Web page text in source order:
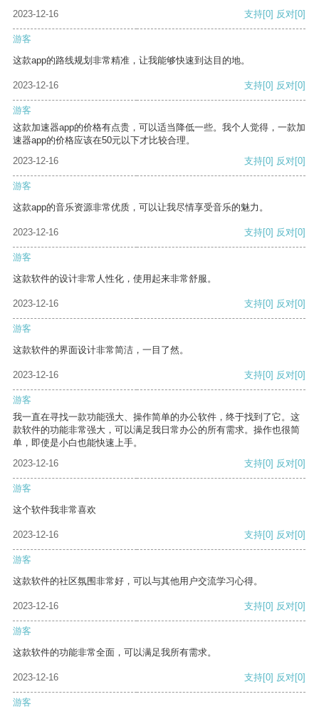
2023-12-16 支持[0] 反对[0]
游客
这款app的路线规划非常精准，让我能够快速到达目的地。
2023-12-16 支持[0] 反对[0]
游客
这款加速器app的价格有点贵，可以适当降低一些。我个人觉得，一款加
速器app的价格应该在50元以下才比较合理。
2023-12-16
支持[0] 反对[0]
游客
这款app的音乐资源非常优质，可以让我尽情享受音乐的魅力。
2023-12-16 支持[0] 反对[0]
游客
这款软件的设计非常人性化，使用起来非常舒服。
2023-12-16 支持[0] 反对[0]
游客
这款软件的界面设计非常简洁，一目了然。
2023-12-16 支持[0] 反对[0]
游客
我一直在寻找一款功能强大、操作简单的办公软件，终于找到了它。这
款软件的功能非常强大，可以满足我日常办公的所有需求。操作也很简
单，即使是小白也能快速上手。
2023-12-16
支持[0] 反对[0]
游客
这个软件我非常喜欢
2023-12-16 支持[0] 反对[0]
游客
这款软件的社区氛围非常好，可以与其他用户交流学习心得。
2023-12-16 支持[0] 反对[0]
游客
这款软件的功能非常全面，可以满足我所有需求。
2023-12-16 支持[0] 反对[0]
游客